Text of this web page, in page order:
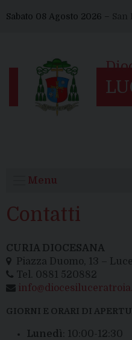
toSabato 08 Agosto 2026 – San
Menu
Contatti
CURIA DIOCESANA
Piazza Duomo, 13 –
Tel. 0881 520882
GIORNI E ORARI DI
Lunedì: 10:00-12:30